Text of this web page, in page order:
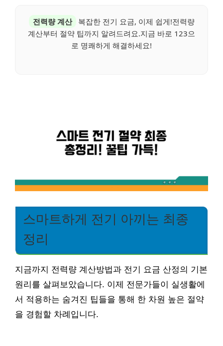
전력량 계산
복잡한 전기 요금, 이제 쉽게!전력량
계산부터 절약 팁까지 알려드려요.지금 바로 123으
로 명쾌하게 해결하세요!
스마트하게 전기 아끼는 최종
정리
지금까지 전력량 계산방법과 전기 요금 산정의 기본
원리를 살펴보았습니다. 이제 전문가들이 실생활에
서 적용하는 숨겨진 팁들을 통해 한 차원 높은 절약
을 경험할 차례입니다.